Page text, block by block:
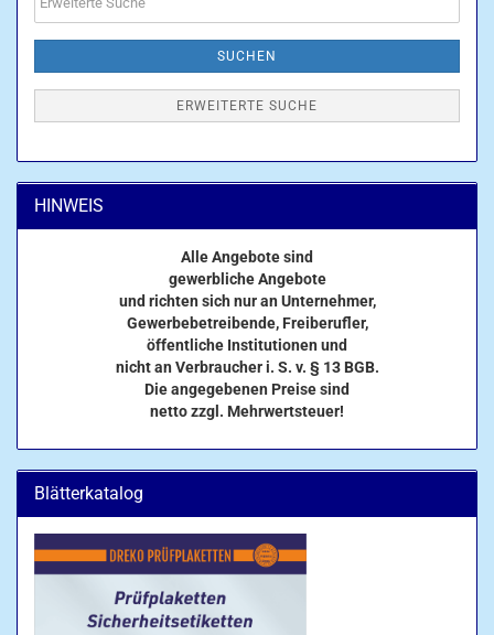
Suche
SUCHEN
ERWEITERTE SUCHE
HINWEIS
Alle Angebote sind
gewerbliche Angebote
und richten sich nur an Unternehmer,
Gewerbebetreibende, Freiberufler,
öffentliche Institutionen und
nicht an Verbraucher i. S. v. § 13 BGB.
Die angegebenen Preise sind
netto zzgl. Mehrwertsteuer!
Blätterkatalog